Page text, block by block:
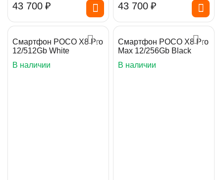
43 700 ₽ 43 700 ₽
Смартфон POCO X8 Pro
12/512Gb White
В наличии
Смартфон POCO X8 Pro
Max 12/256Gb Black
В наличии